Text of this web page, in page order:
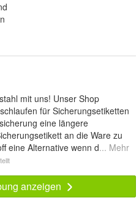
mit uns! Unser Shop
für Sicherungsetiketten
eine längere
an die Ware zu
eine Alternative wenn d... Mehr
anzeigen